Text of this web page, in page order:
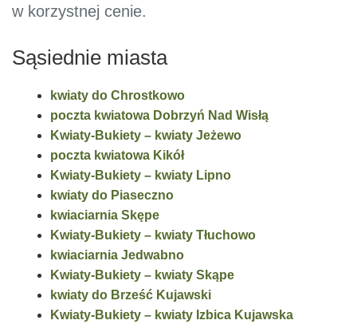
w korzystnej cenie.
Sąsiednie miasta
kwiaty do Chrostkowo
poczta kwiatowa Dobrzyń Nad Wisłą
Kwiaty-Bukiety – kwiaty Jeżewo
poczta kwiatowa Kikół
Kwiaty-Bukiety – kwiaty Lipno
kwiaty do Piaseczno
kwiaciarnia Skępe
Kwiaty-Bukiety – kwiaty Tłuchowo
kwiaciarnia Jedwabno
Kwiaty-Bukiety – kwiaty Skąpe
kwiaty do Brześć Kujawski
Kwiaty-Bukiety – kwiaty Izbica Kujawska